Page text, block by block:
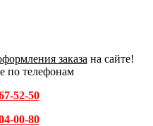
заказа на сайте!
по телефонам
52-50
00-80